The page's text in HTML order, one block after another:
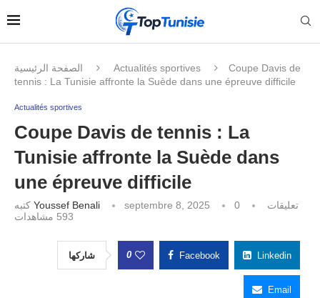
الصفحة الرئيسية Actualités sportives
Coupe Davis de
tennis : La Tunisie affronte la Suède dans une épreuve difficile
Actualités sportives
Coupe Davis de tennis : La
Tunisie affronte la Suède dans
une épreuve difficile
Youssef Benali septembre 8, 2025
0 تعليقات
593 مشاهدات
شاركها 0 Facebook Linkedin
Email